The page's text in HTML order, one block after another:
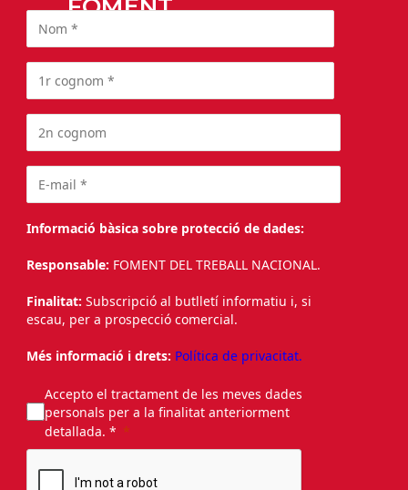
FOMENT
Informació bàsica sobre protecció de dades:
Responsable: FOMENT DEL TREBALL NACIONAL.
Finalitat: Subscripció al butlletí informatiu i, si
escau, per a prospecció comercial.
Més informació i drets: Política de privacitat.
Accepto el tractament de les meves dades
personals per a la finalitat anteriorment
detallada. *